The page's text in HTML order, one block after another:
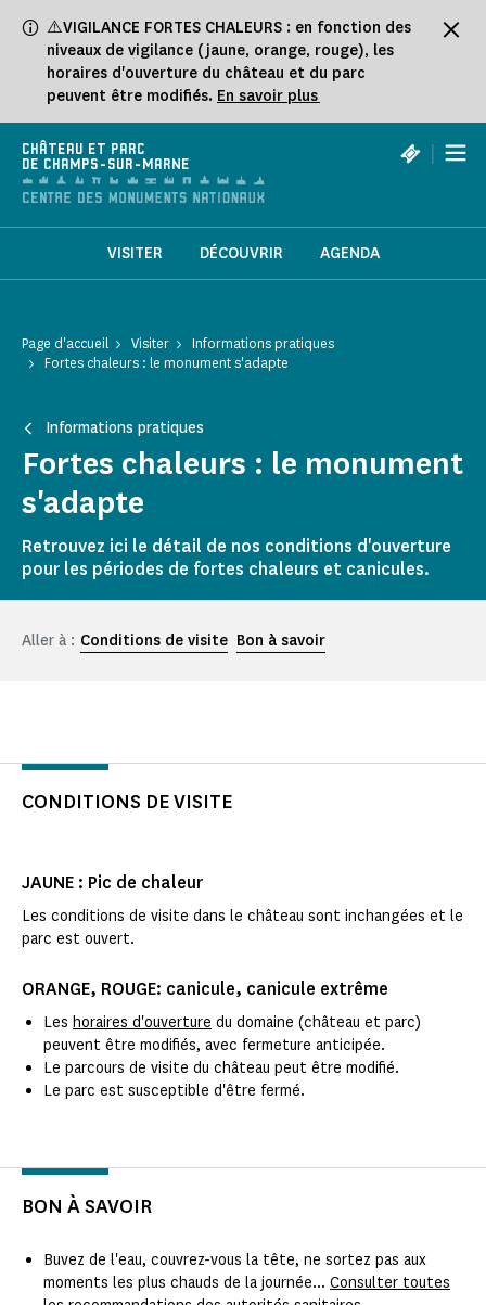
⚠️VIGILANCE FORTES CHALEURS : en fonction des
niveaux de vigilance (jaune, orange, rouge), les
horaires d'ouverture du château et du parc
peuvent être modifiés. En savoir plus
CHÂTEAU ET PARC
DE CHAMPS-SUR-MARNE
|
VISITER DÉCOUVRIR AGENDA
Page d'accueil Visiter
Informations pratiques
Fortes chaleurs : le monument s'adapte
Informations pratiques
Fortes chaleurs : le monument
s'adapte
Retrouvez ici le détail de nos conditions d'ouverture
pour les périodes de fortes chaleurs et canicules.
Aller à : Conditions de visite Bon à savoir
CONDITIONS DE VISITE
JAUNE : Pic de chaleur
Les conditions de visite dans le château sont inchangées et le
parc est ouvert.
ORANGE, ROUGE: canicule, canicule extrême
Les horaires d'ouverture du domaine (château et parc)
peuvent être modifiés, avec fermeture anticipée.
Le parcours de visite du château peut être modifié.
Le parc est susceptible d'être fermé.
BON À SAVOIR
Buvez de l'eau, couvrez-vous la tête, ne sortez pas aux
moments les plus chauds de la journée... Consulter toutes